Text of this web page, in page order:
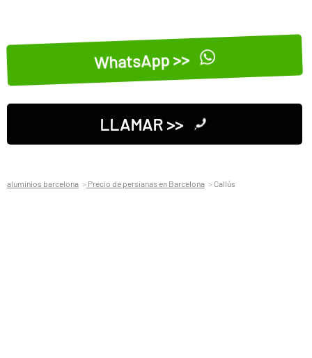
WhatsApp >>
LLAMAR >>
aluminios barcelona Precio de persianas en Barcelona Callús